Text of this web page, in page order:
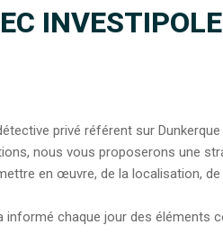
INVESTIPOLE
privé référent sur
nous vous proposerons une
en œuvre, de la localisation, de
informé chaque jour des éléments